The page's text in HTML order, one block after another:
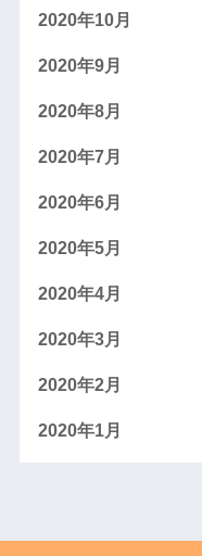
2020年10月
2020年9月
2020年8月
2020年7月
2020年6月
2020年5月
2020年4月
2020年3月
2020年2月
2020年1月